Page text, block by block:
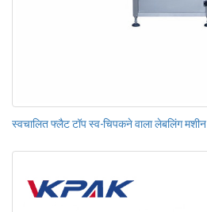
स्वचालित फ्लैट टॉप स्व-चिपकने वाला लेबलिंग मशीन